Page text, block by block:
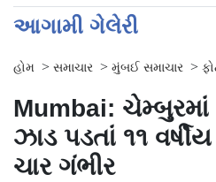
આગામી ગેલેરી
હોમ > સમાચાર > મુંબઈ સમાચાર >
Mumbai:
ઝાડ પડતાં ૧૧
ચાર ગંભીર